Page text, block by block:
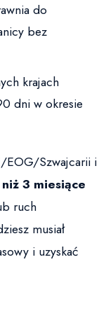
do
bez
krajach
dni w okresie
EOG/Szwajcarii i
niż 3 miesiące
ruch
musiał
i uzyskać